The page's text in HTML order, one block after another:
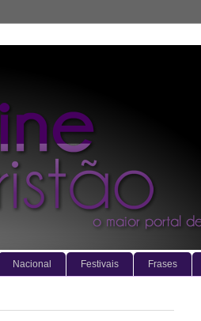
Nacional Festivais Frases